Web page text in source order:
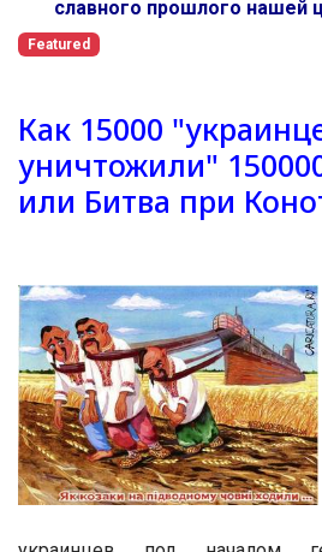
славного прошлого нашей
Featured
Как 15000
уничтожили"
или Битва при